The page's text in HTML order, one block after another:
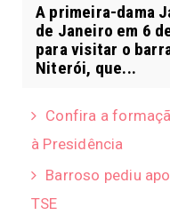
A primeira-dama
de Janeiro em 6
para visitar o
Niterói, que...
Confira a
à Presidência
Barroso pediu
TSE